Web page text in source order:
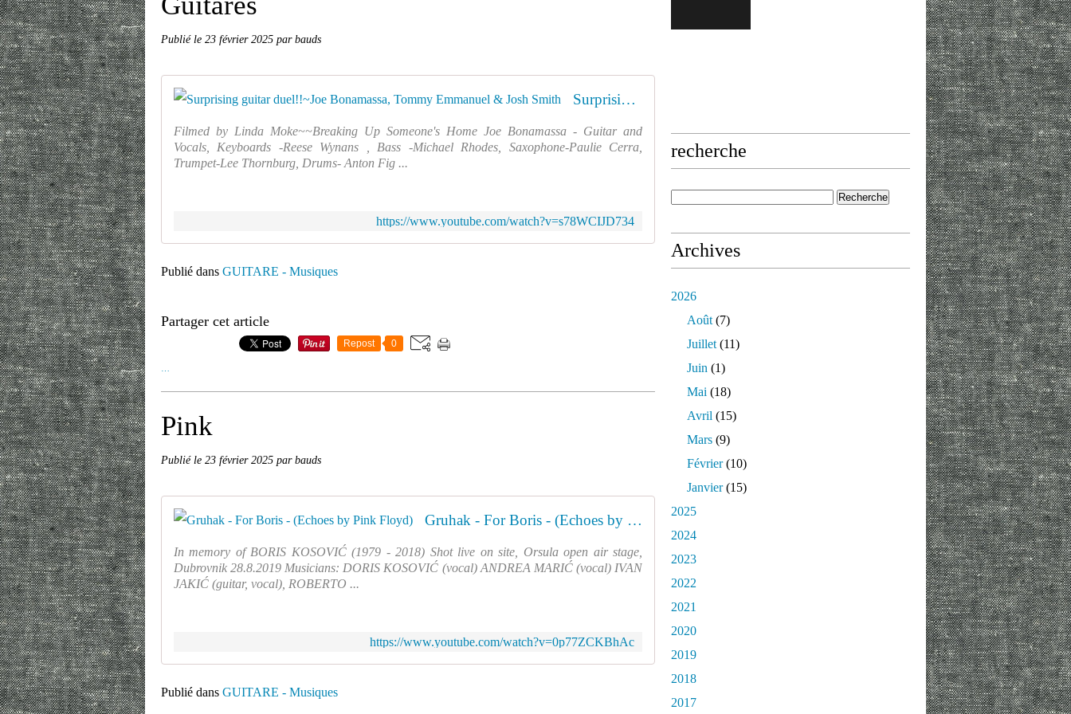
4
Publié le 23 février 2025 par bauds
Surprising guitar duel!!~Joe Bonamassa, Tommy Emmanuel & Josh Smith
Filmed by Linda Moke~~Breaking Up Someone's Home Joe Bonamassa - Guitar and
Vocals, Keyboards -Reese Wynans , Bass -Michael Rhodes, Saxophone-Paulie Cerra,
Trumpet-Lee Thornburg, Drums- Anton Fig ...
https://www.youtube.com/watch?v=s78WCIJD734
Publié dans GUITARE - Musiques
Partager cet article
Repost 0
Pink
Publié le 23 février 2025 par bauds
Gruhak - For Boris - (Echoes by Pink Floyd)
In memory of BORIS KOSOVIĆ (1979 - 2018) Shot live on site, Orsula open air stage,
Dubrovnik 28.8.2019 Musicians: DORIS KOSOVIĆ (vocal) ANDREA MARIĆ (vocal) IVAN
JAKIĆ (guitar, vocal), ROBERTO ...
https://www.youtube.com/watch?v=0p77ZCKBhAc
Publié dans GUITARE - Musiques
recherche
Archives
2026
Août (7)
Juillet (11)
Juin (1)
Mai (18)
Avril (15)
Mars (9)
Février(10)
Janvier(15)
2025
2024
2023
2022
2021
2020
2019
2018
2017